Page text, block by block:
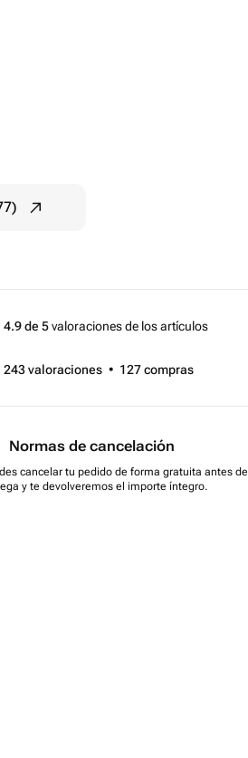
4.9 de 5valoraciones de los artículos
243valoraciones • 127compras
Normas de cancelación
cancelar tu pedido de forma gratuita antes
y te devolveremos el importe íntegro.